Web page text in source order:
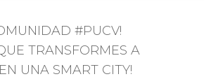
#PUCV!
TRANSFORMES A
UNA SMART CITY!